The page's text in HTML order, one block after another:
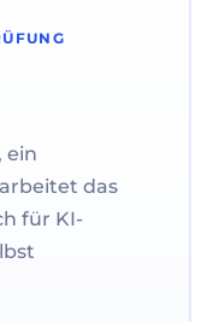
ein
das
für KI-